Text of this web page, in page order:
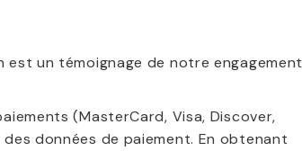
est un témoignage de notre engagement
(MasterCard, Visa, Discover,
données de paiement. En obtenant